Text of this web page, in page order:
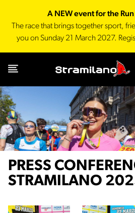
A NEW event for the
The race that brings together sport,
you on Sunday 21 March 2027.
PRESS
STRAMILANO